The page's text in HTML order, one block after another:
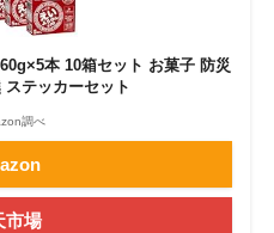
本 10箱セット お菓子 防災
テッカーセット
調べ
市場